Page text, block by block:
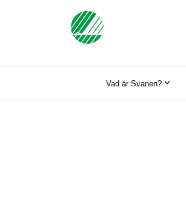
Vad är Svanen?